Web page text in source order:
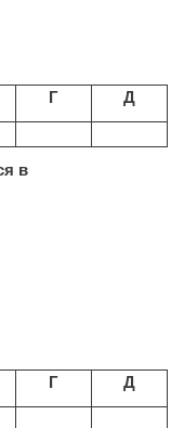
Г Д
в
Г Д